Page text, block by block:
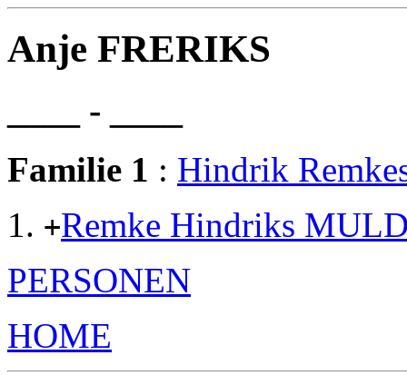
Anje FRERIKS
____ - ____
Familie 1 : Hindrik
+Remke Hindriks
PERSONEN
HOME